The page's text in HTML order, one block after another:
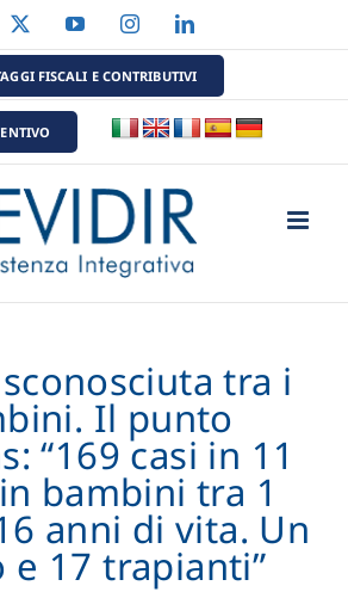
YouTubeInstagramLinkedIn
FISCALI E CONTRIBUTIVI
tra i
Il punto
“169 casi in 11
bambini tra 1
anni di vita. Un
e 17 trapianti”